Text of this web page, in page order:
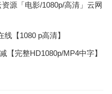
源「电影/1080p/高清」云网
线【1080 p高清】
【完整HD1080p/MP4中字】